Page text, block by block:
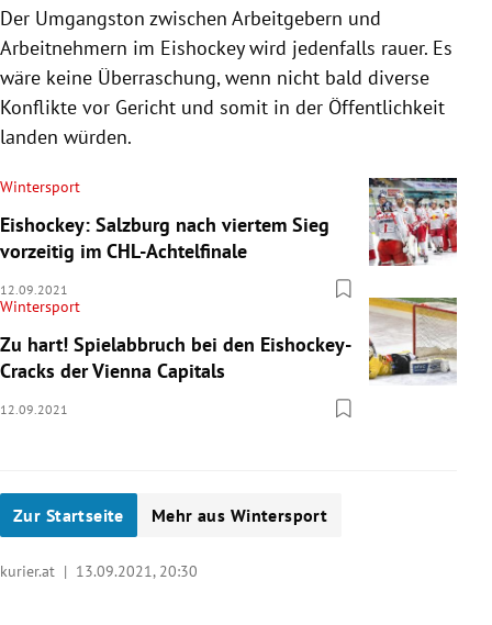
Der Umgangston zwischen Arbeitgebern und
Arbeitnehmern im Eishockey wird jedenfalls rauer. Es
wäre keine Überraschung, wenn nicht bald diverse
Konflikte vor Gericht und somit in der Öffentlichkeit
landen würden.
Wintersport
Eishockey: Salzburg nach viertem Sieg
vorzeitig im CHL-Achtelfinale
12.09.2021
Wintersport
Zu hart! Spielabbruch bei den Eishockey-
Cracks der Vienna Capitals
12.09.2021
Zur Startseite Mehr aus Wintersport
kurier.at | 13.09.2021, 20:30